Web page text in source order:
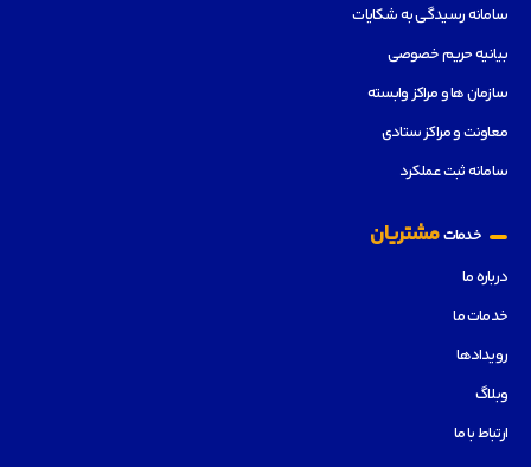
سامانه رسیدگی به شکایات
بیانیه حریم خصوصی
سازمان ها و مراکز وابسته
معاونت و مراکز ستادی
سامانه ثبت عملکرد
خدماتمشتریان
درباره ما
خدمات ما
رویدادها
وبلاگ
ارتباط با ما